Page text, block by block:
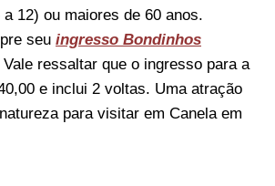
12) ou maiores de 60 anos.
seu ingresso Bondinhos
Vale ressaltar que o ingresso para a
e inclui 2 voltas. Uma atração
para visitar em Canela em